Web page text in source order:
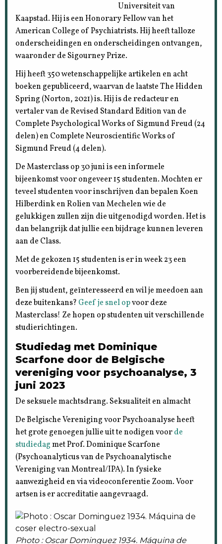
Universiteit van
Kaapstad. Hij is een Honorary Fellow van het
American College of Psychiatrists. Hij heeft talloze
onderscheidingen en onderscheidingen ontvangen,
waaronder de Sigourney Prize.
Hij heeft 350 wetenschappelijke artikelen en acht
boeken gepubliceerd, waarvan de laatste The Hidden
Spring (Norton, 2021) is. Hij is de redacteur en
vertaler van de Revised Standard Edition van de
Complete Psychological Works of Sigmund Freud (24
delen) en Complete Neuroscientific Works of
Sigmund Freud (4 delen).
De Masterclass op 30 juni is een informele
bijeenkomst voor ongeveer 15 studenten. Mochten er
teveel studenten voor inschrijven dan bepalen Koen
Hilberdink en Rolien van Mechelen wie de
gelukkigen zullen zijn die uitgenodigd worden. Het is
dan belangrijk dat jullie een bijdrage kunnen leveren
aan de Class.
Met de gekozen 15 studenten is er in week 23 een
voorbereidende bijeenkomst.
Ben jij student, geïnteresseerd en wil je meedoen aan
deze buitenkans? Geef je snel opvoor deze
Masterclass! Ze hopen op studenten uit verschillende
studierichtingen.
Studiedag met Dominique
Scarfone door de Belgische
vereniging voor psychoanalyse, 3
juni 2023
De seksuele machtsdrang. Seksualiteit en almacht
De Belgische Vereniging voor Psychoanalyse heeft
het grote genoegen jullie uit te nodigen voorde
studiedagmet Prof. Dominique Scarfone
(Psychoanalyticus van de Psychoanalytische
Vereniging van Montreal/IPA). In fysieke
aanwezigheid en via videoconferentie Zoom. Voor
artsen is er accreditatie aangevraagd.
Photo : Oscar Dominguez 1934. Máquina de